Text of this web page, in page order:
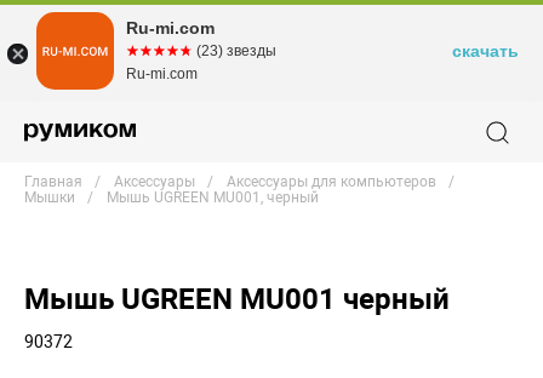
Главная Аксессуары
Аксессуары для компьютеров
Мышки
Мышь UGREEN MU001, черный
Мышь UGREEN MU001 черный
90372
Ru-mi.com
☆☆☆☆☆
★★★★★ (23) звезды
Ru-mi.com
скачать